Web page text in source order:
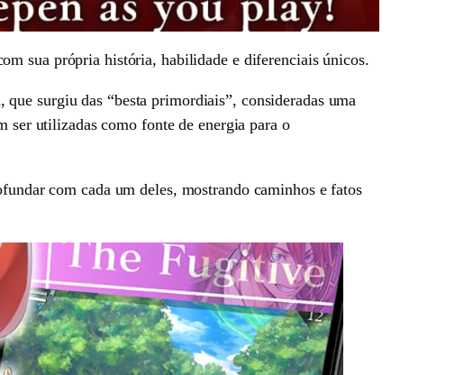
sua própria história, habilidade e diferenciais únicos.
surgiu das “besta primordiais”, consideradas uma
ser utilizadas como fonte de energia para o
com cada um deles, mostrando caminhos e fatos